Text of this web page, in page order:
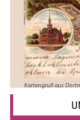
Kartengruß aus